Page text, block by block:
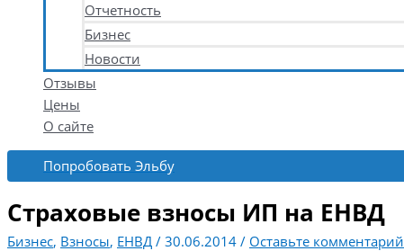
Отчетность
Бизнес
Новости
Отзывы
Цены
О сайте
Попробовать Эльбу
Страховые взносы ИП на ЕНВД
Бизнес, Взносы, ЕНВД / 30.06.2014 / Оставьте комментарий